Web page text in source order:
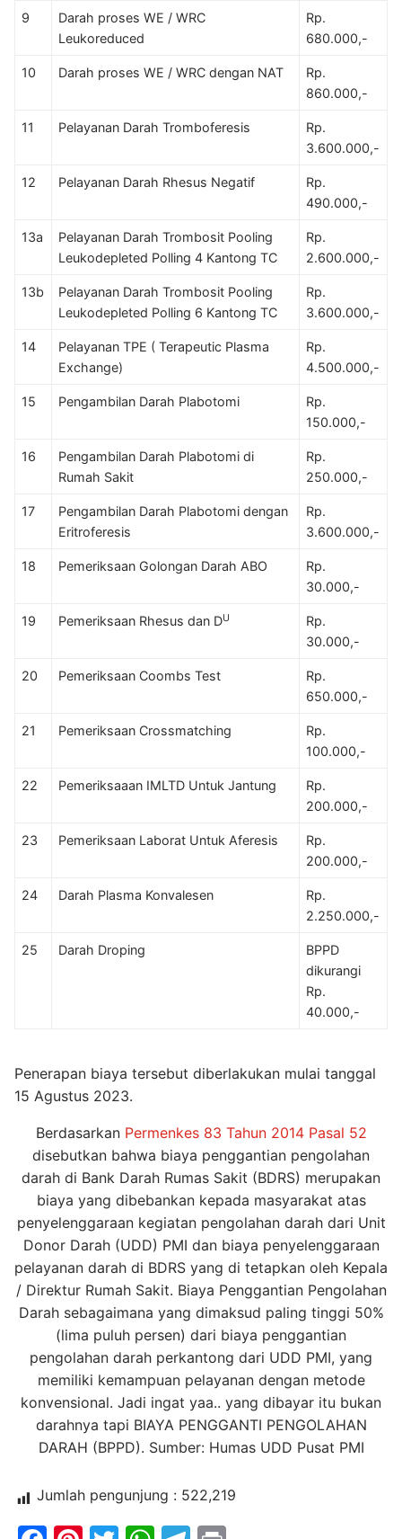
9
Darah proses WE / WRC
Leukoreduced
Rp.
680.000,-
10 Darah proses WE / WRC dengan NAT
Rp.
860.000,-
11 Pelayanan Darah Tromboferesis
Rp.
3.600.000,-
12 Pelayanan Darah Rhesus Negatif
Rp.
490.000,-
13a
Pelayanan Darah Trombosit Pooling
Leukodepleted Polling 4 Kantong TC
Rp.
2.600.000,-
13b
Pelayanan Darah Trombosit Pooling
Leukodepleted Polling 6 Kantong TC
Rp.
3.600.000,-
14
Pelayanan TPE ( Terapeutic Plasma
Exchange)
Rp.
4.500.000,-
15 Pengambilan Darah Plabotomi
Rp.
150.000,-
16
Pengambilan Darah Plabotomi di
Rumah Sakit
Rp.
250.000,-
17
Pengambilan Darah Plabotomi dengan
Eritroferesis
Rp.
3.600.000,-
18 Pemeriksaan Golongan Darah ABO
Rp.
30.000,-
19 Pemeriksaan Rhesus dan DU
Rp.
30.000,-
20 Pemeriksaan Coombs Test
Rp.
650.000,-
21 Pemeriksaan Crossmatching
Rp.
100.000,-
22 Pemeriksaaan IMLTD Untuk Jantung
Rp.
200.000,-
23 Pemeriksaan Laborat Untuk Aferesis
Rp.
200.000,-
24 Darah Plasma Konvalesen
Rp.
2.250.000,-
25 Darah Droping
BPPD
dikurangi
Rp.
40.000,-
Penerapan biaya tersebut diberlakukan mulai tanggal
15 Agustus 2023.
Berdasarkan Permenkes 83 Tahun 2014 Pasal 52
disebutkan bahwa biaya penggantian pengolahan
darah di Bank Darah Rumas Sakit (BDRS) merupakan
biaya yang dibebankan kepada masyarakat atas
penyelenggaraan kegiatan pengolahan darah dari Unit
Donor Darah (UDD) PMI dan biaya penyelenggaraan
pelayanan darah di BDRS yang di tetapkan oleh Kepala
/ Direktur Rumah Sakit. Biaya Penggantian Pengolahan
Darah sebagaimana yang dimaksud paling tinggi 50%
(lima puluh persen) dari biaya penggantian
pengolahan darah perkantong dari UDD PMI, yang
memiliki kemampuan pelayanan dengan metode
konvensional. Jadi ingat yaa.. yang dibayar itu bukan
darahnya tapi BIAYA PENGGANTI PENGOLAHAN
DARAH (BPPD). Sumber: Humas UDD Pusat PMI
Jumlah pengunjung : 522,219